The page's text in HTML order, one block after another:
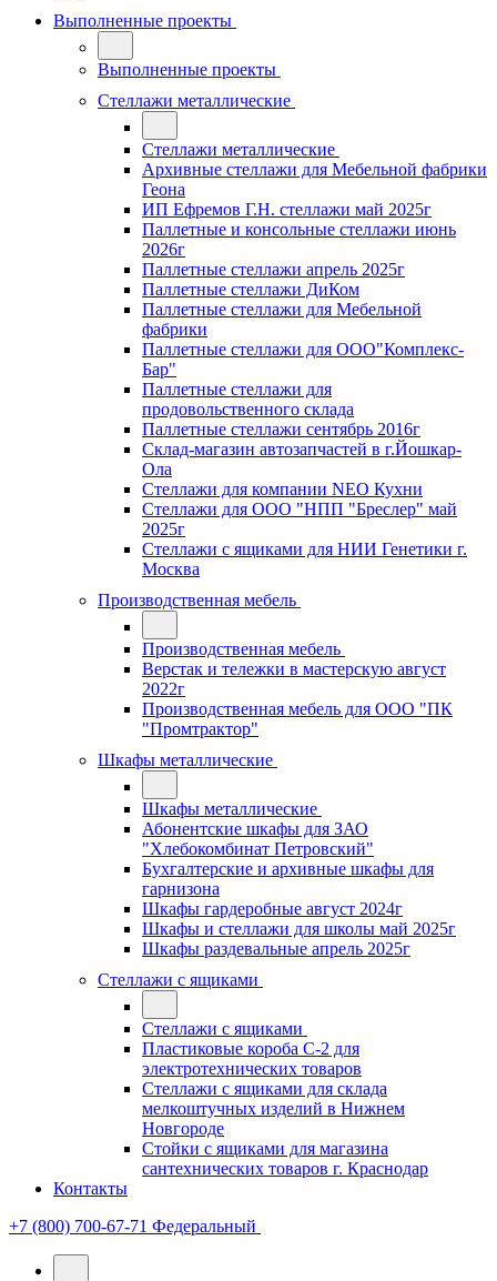
Выполненные проекты
Выполненные проекты
Стеллажи металлические
Стеллажи металлические
Архивные стеллажи для Мебельной фабрики
Геона
ИП Ефремов Г.Н. стеллажи май 2025г
Паллетные и консольные стеллажи июнь
2026г
Паллетные стеллажи апрель 2025г
Паллетные стеллажи ДиКом
Паллетные стеллажи для Мебельной
фабрики
Паллетные стеллажи для ООО"Комплекс-
Бар"
Паллетные стеллажи для
продовольственного склада
Паллетные стеллажи сентябрь 2016г
Склад-магазин автозапчастей в г.Йошкар-
Ола
Стеллажи для компании NEO Кухни
Стеллажи для ООО "НПП "Бреслер" май
2025г
Стеллажи с ящиками для НИИ Генетики г.
Москва
Производственная мебель
Производственная мебель
Верстак и тележки в мастерскую август
2022г
Производственная мебель для ООО "ПК
"Промтрактор"
Шкафы металлические
Шкафы металлические
Абонентские шкафы для ЗАО
"Хлебокомбинат Петровский"
Бухгалтерские и архивные шкафы для
гарнизона
Шкафы гардеробные август 2024г
Шкафы и стеллажи для школы май 2025г
Шкафы раздевальные апрель 2025г
Стеллажи с ящиками
Стеллажи с ящиками
Пластиковые короба С-2 для
электротехнических товаров
Стеллажи с ящиками для склада
мелкоштучных изделий в Нижнем
Новгороде
Стойки с ящиками для магазина
сантехнических товаров г. Краснодар
Контакты
+7 (800) 700-67-71 Федеральный